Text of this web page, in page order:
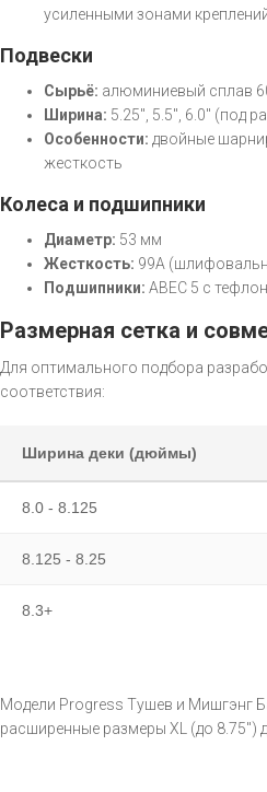
усиленными зонами
Подвески
Сырьё: алюминиевый сплав
Ширина: 5.25", 5.5", 6.0" (под
Особенности: двойные
жесткость
Колеса и подшипники
Диаметр: 53 мм
Жесткость: 99A
Подшипники: ABEC 5 с
Размерная сетка и
Для оптимального подбора
соответствия:
Ширина деки (дюймы)
8.0 - 8.125
8.125 - 8.25
8.3+
Модели Progress Тушев и Мишгэнг
расширенные размеры XL (до 8.75")